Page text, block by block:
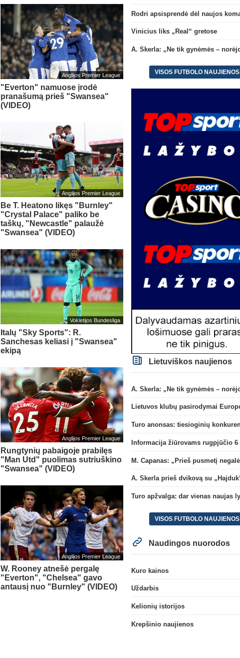
Anglijos Premier League
"Everton" namuose įrodė
pranašumą prieš "Swansea"
(VIDEO)
Anglijos Premier League
Be T. Heatono likęs "Burnley"
"Crystal Palace" paliko be
taškų, "Newcastle" palaužė
"Swansea" (VIDEO)
Vokietijos Bundesliga
Italų "Sky Sports": R.
Sanchesas keliasi į "Swansea"
ekipą
Anglijos Premier League
Rungtynių pabaigoje prabilęs
"Man Utd" puolimas sutriuškino
"Swansea" (VIDEO)
Anglijos Premier League
W. Rooney atnešė pergalę
"Everton", "Chelsea" gavo
antausį nuo "Burnley" (VIDEO)
Vinicius liks „Real“ gretose
VISOS FUTBOLO NAUJIENOS
Lietuviškos naujienos
VISOS FUTBOLO NAUJIENOS
Naudingos nuorodos
Kuro kainos
Uždarbis
Kelionių istorijos
Krepšinio naujienos